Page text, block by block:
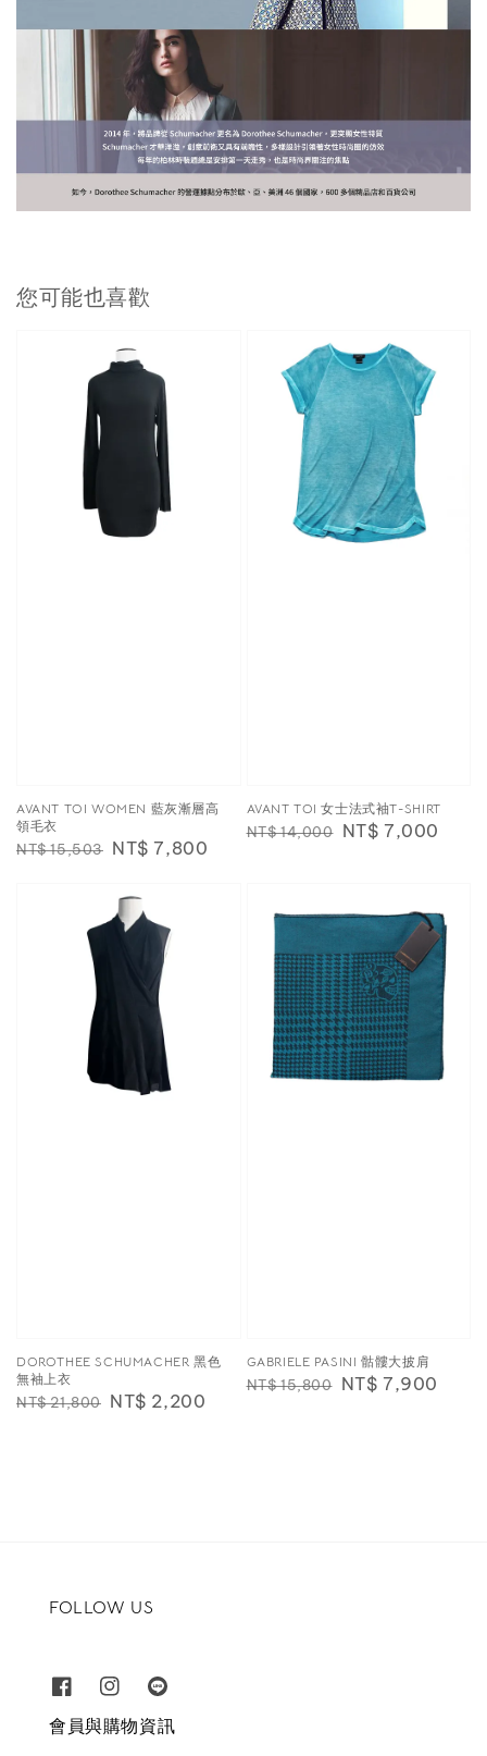
您可能也喜歡
AVANT TOI WOMEN 藍灰漸層高
領毛衣
Regular
NT$ 15,503 Sale
NT$ 7,800
AVANT TOI 女士法式袖T-SHIRT
Regular
NT$ 14,000 Sale
NT$ 7,000
DOROTHEE SCHUMACHER 黑色
無袖上衣
Regular
NT$ 21,800 Sale
NT$ 2,200
GABRIELE PASINI 骷髏大披肩
Regular
NT$ 15,800 Sale
NT$ 7,900
FOLLOW US
會員與購物資訊